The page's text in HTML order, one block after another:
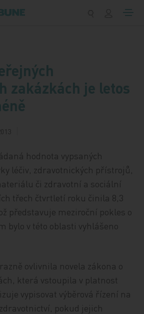
zakázkách je letos
hodnota vypsaných
léčiv, zdravotnických přístrojů,
či zdravotní a sociální
třech čtvrtletí roku činila 8,3
představuje meziroční pokles o
bylo v této oblasti vyhlášeno
ovlivnila novela zákona o
která vstoupila v platnost
vypisovat výběrová řízení na
pokud jejich